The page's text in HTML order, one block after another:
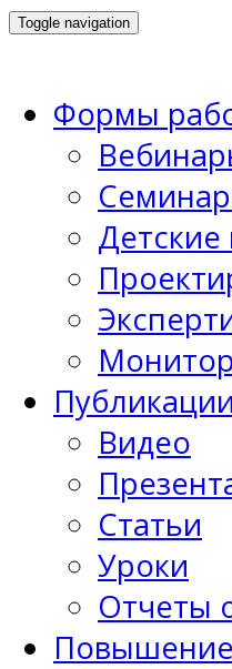
Toggle navigation
Формы
Публикации
Видео
Статьи
Уроки
Отчеты